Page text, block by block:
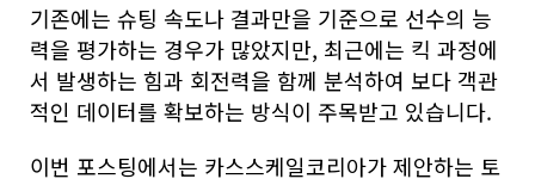
기존에는 슈팅 속도나 결과만을 기준으로 선수의 능
력을 평가하는 경우가 많았지만, 최근에는 킥 과정에
서 발생하는 힘과 회전력을 함께 분석하여 보다 객관
적인 데이터를 확보하는 방식이 주목받고 있습니다.
이번 포스팅에서는 카스스케일코리아가 제안하는 토